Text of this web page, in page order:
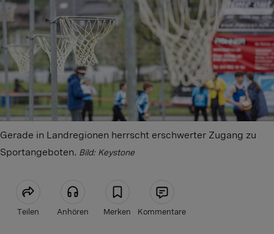
Gerade in Landregionen herrscht erschwerter Zugang zu
Sportangeboten. Bild: Keystone
Teilen Anhören Merken Kommentare